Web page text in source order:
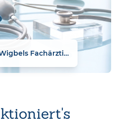
Praxis Brigitte Wigbels Fachärztin für Dermatologie